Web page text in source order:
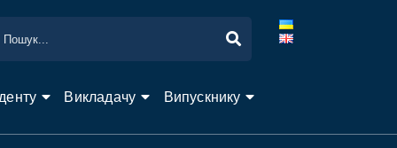
Викладачу Випускнику